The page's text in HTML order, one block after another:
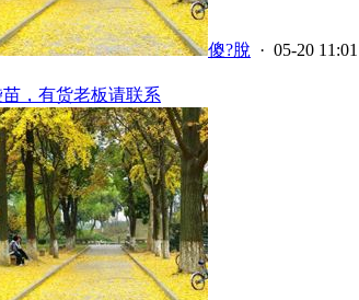
傻?脫 · 05-20 11:01
，有货老板请联系